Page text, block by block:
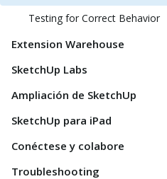
Testing for Correct Behavior
Extension Warehouse
SketchUp Labs
Ampliación de SketchUp
SketchUp para iPad
Conéctese y colabore
Troubleshooting